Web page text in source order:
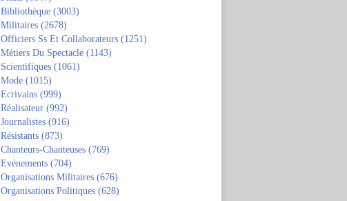
Bibliothèque (3003)
Militaires (2678)
Officiers Ss Et Collaborateurs (1251)
Métiers Du Spectacle (1143)
Scientifiques (1061)
Mode (1015)
Ecrivains (999)
Réalisateur (992)
Journalistes (916)
Résistants (873)
Chanteurs-Chanteuses (769)
Evènements (704)
Organisations Militaires (676)
Organisations Politiques (628)